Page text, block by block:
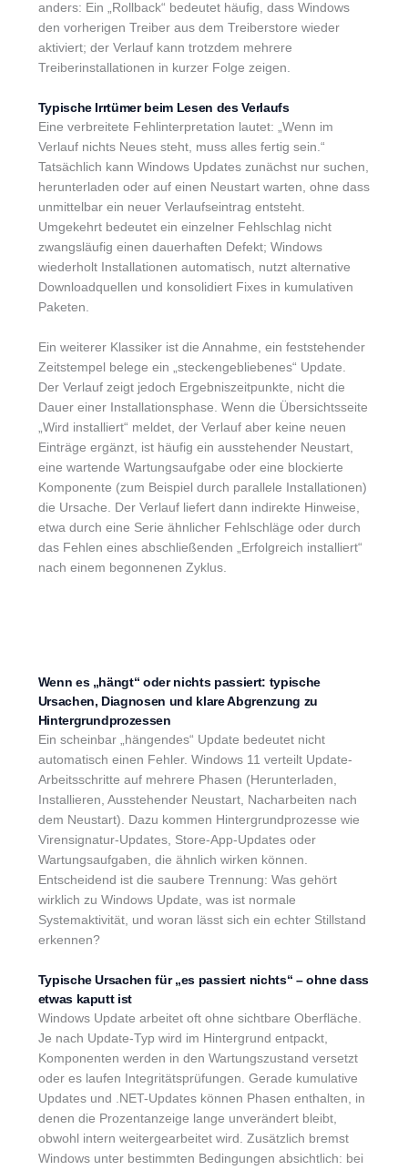
anders: Ein „Rollback“ bedeutet häufig, dass Windows
den vorherigen Treiber aus dem Treiberstore wieder
aktiviert; der Verlauf kann trotzdem mehrere
Treiberinstallationen in kurzer Folge zeigen.
Typische Irrtümer beim Lesen des Verlaufs
Eine verbreitete Fehlinterpretation lautet: „Wenn im
Verlauf nichts Neues steht, muss alles fertig sein.“
Tatsächlich kann Windows Updates zunächst nur suchen,
herunterladen oder auf einen Neustart warten, ohne dass
unmittelbar ein neuer Verlaufseintrag entsteht.
Umgekehrt bedeutet ein einzelner Fehlschlag nicht
zwangsläufig einen dauerhaften Defekt; Windows
wiederholt Installationen automatisch, nutzt alternative
Downloadquellen und konsolidiert Fixes in kumulativen
Paketen.
Ein weiterer Klassiker ist die Annahme, ein feststehender
Zeitstempel belege ein „steckengebliebenes“ Update.
Der Verlauf zeigt jedoch Ergebniszeitpunkte, nicht die
Dauer einer Installationsphase. Wenn die Übersichtsseite
„Wird installiert“ meldet, der Verlauf aber keine neuen
Einträge ergänzt, ist häufig ein ausstehender Neustart,
eine wartende Wartungsaufgabe oder eine blockierte
Komponente (zum Beispiel durch parallele Installationen)
die Ursache. Der Verlauf liefert dann indirekte Hinweise,
etwa durch eine Serie ähnlicher Fehlschläge oder durch
das Fehlen eines abschließenden „Erfolgreich installiert“
nach einem begonnenen Zyklus.
Wenn es „hängt“ oder nichts passiert: typische
Ursachen, Diagnosen und klare Abgrenzung zu
Hintergrundprozessen
Ein scheinbar „hängendes“ Update bedeutet nicht
automatisch einen Fehler. Windows 11 verteilt Update-
Arbeitsschritte auf mehrere Phasen (Herunterladen,
Installieren, Ausstehender Neustart, Nacharbeiten nach
dem Neustart). Dazu kommen Hintergrundprozesse wie
Virensignatur-Updates, Store-App-Updates oder
Wartungsaufgaben, die ähnlich wirken können.
Entscheidend ist die saubere Trennung: Was gehört
wirklich zu Windows Update, was ist normale
Systemaktivität, und woran lässt sich ein echter Stillstand
erkennen?
Typische Ursachen für „es passiert nichts“ – ohne dass
etwas kaputt ist
Windows Update arbeitet oft ohne sichtbare Oberfläche.
Je nach Update-Typ wird im Hintergrund entpackt,
Komponenten werden in den Wartungszustand versetzt
oder es laufen Integritätsprüfungen. Gerade kumulative
Updates und .NET-Updates können Phasen enthalten, in
denen die Prozentanzeige lange unverändert bleibt,
obwohl intern weitergearbeitet wird. Zusätzlich bremst
Windows unter bestimmten Bedingungen absichtlich: bei